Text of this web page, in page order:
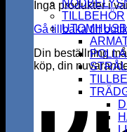
Inga produkter i
Gå tillbaka till
Din beställning
köp, din
TILLBEHÖR